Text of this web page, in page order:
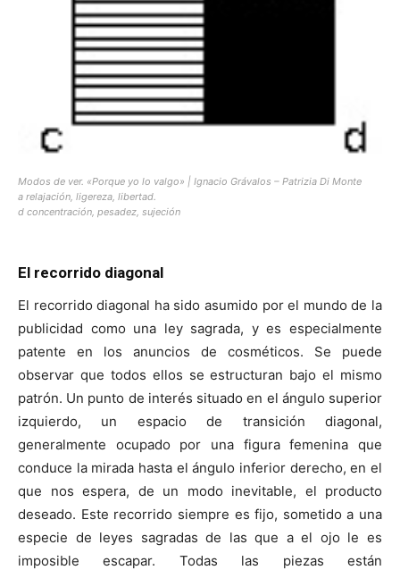
Modos de ver. «Porque yo lo valgo» | Ignacio Grávalos – Patrizia Di Monte
a relajación, ligereza, libertad.
d concentración, pesadez, sujeción
El recorrido diagonal
El recorrido diagonal ha sido asumido por el mundo de la
publicidad como una ley sagrada, y es especialmente
patente en los anuncios de cosméticos. Se puede
observar que todos ellos se estructuran bajo el mismo
patrón. Un punto de interés situado en el ángulo superior
izquierdo, un espacio de transición diagonal,
generalmente ocupado por una figura femenina que
conduce la mirada hasta el ángulo inferior derecho, en el
que nos espera, de un modo inevitable, el producto
deseado. Este recorrido siempre es fijo, sometido a una
especie de leyes sagradas de las que a el ojo le es
imposible escapar. Todas las piezas están